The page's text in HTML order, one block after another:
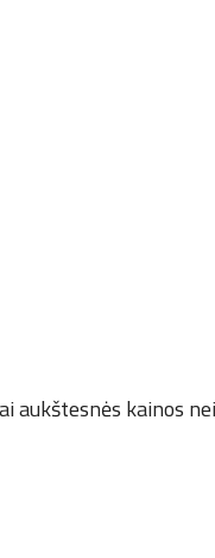
aukštesnės kainos